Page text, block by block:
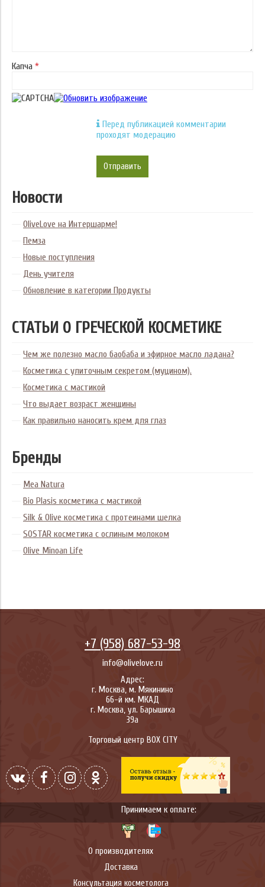
Капча *
Перед публикацией комментарии
проходят модерацию
Отправить
Новости
OliveLove на Интершарме!
Пемза
Новые поступления
День учителя
Обновление в категории Продукты
СТАТЬИ О ГРЕЧЕСКОЙ КОСМЕТИКЕ
Чем же полезно масло баобаба и эфирное масло ладана?
Косметика с улиточным секретом (муцином).
Косметика с мастикой
Что выдает возраст женщины
Как правильно наносить крем для глаз
Бренды
Mea Natura
Bio Plasis косметика с мастикой
Silk & Olive косметика с протеинами шелка
SOSTAR косметика с ослиным молоком
Olive Minoan Life
+7 (958) 687-53-98
info@olivelove.ru
Адрес:
г. Москва, м. Мякинино
66-й км. МКАД
г. Москва, ул. Барышиха
39а
Торговый центр BOX CITY
О производителях
Доставка
Консультация косметолога
Принимаем к оплате: